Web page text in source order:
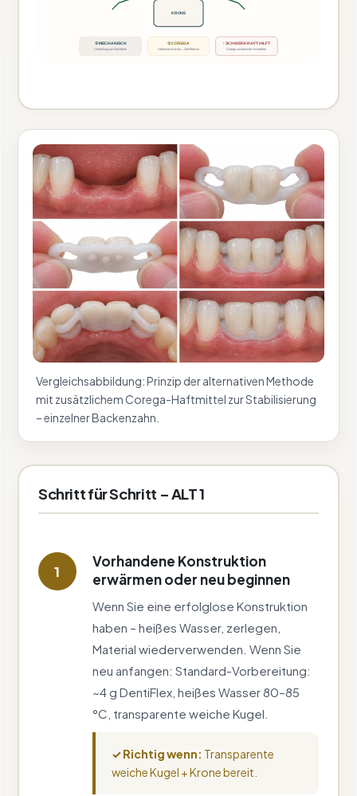
KRONE
① MECHANISCH
Verkeilung um Nachbarn
② COREGA
Adhäsion Brücke↔Zahnfleisch
↑ SCHWERKRAFT HILFT
Corega zusätzliche Sicherheit
Vergleichsabbildung: Prinzip der alternativen Methode
mit zusätzlichem Corega-Haftmittel zur Stabilisierung
– einzelner Backenzahn.
Schritt für Schritt – ALT 1
1
Vorhandene Konstruktion
erwärmen oder neu beginnen
Wenn Sie eine erfolglose Konstruktion
haben – heißes Wasser, zerlegen,
Material wiederverwenden. Wenn Sie
neu anfangen: Standard-Vorbereitung:
~4 g DentiFlex, heißes Wasser 80–85
°C, transparente weiche Kugel.
✓ Richtig wenn: Transparente
weiche Kugel + Krone bereit.